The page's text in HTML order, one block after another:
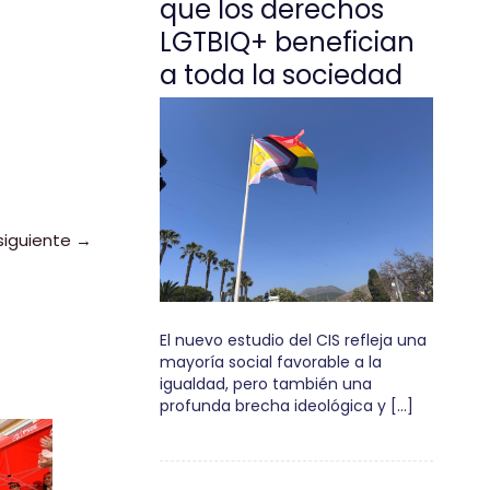
→
que los derechos
LGTBIQ+ benefician
a toda la sociedad
El nuevo estudio del CIS refleja una
mayoría social favorable a la
igualdad, pero también una
profunda brecha ideológica y […]